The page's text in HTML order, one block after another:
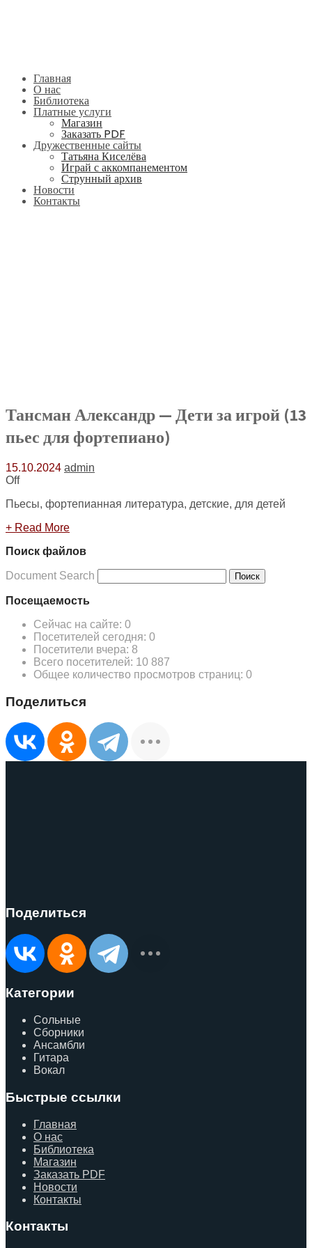
Главная
О нас
Библиотека
Платные услуги
Магазин
Заказать PDF
Дружественные сайты
Татьяна Киселёва
Играй с аккомпанементом
Струнный архив
Новости
Контакты
Тансман Александр — Дети за игрой (13
пьес для фортепиано)
15.10.2024 admin
Off
Пьесы, фортепианная литература, детские, для детей
+ Read More
Поиск файлов
Document Search Поиск
Посещаемость
Сейчас на сайте: 0
Посетителей сегодня: 0
Посетители вчера: 8
Всего посетителей: 10 887
Общее количество просмотров страниц: 0
Поделиться
Поделиться
Категории
Сольные
Сборники
Ансамбли
Гитара
Вокал
Быстрые ссылки
Главная
О нас
Библиотека
Магазин
Заказать PDF
Новости
Контакты
Контакты